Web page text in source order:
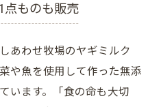
点ものも販売
あわせ牧場のヤギミルク
や魚を使用して作った無添
います。「食の命も大切